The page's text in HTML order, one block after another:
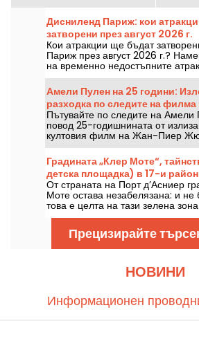
Дисниленд Париж: кои
затворени през август 2026 г.
Кои атракции ще бъдат
Париж през август 2026 г.?
на временно недостъпните
поддръжка или реконструкция,
планирате посещението си в
Дисни.
Амели Пулен на 25 години:
разходка по следите на
Пътувайте по следите на Амели
повод 25-годишнината от
култовия филм на Жан-Пиер
Градината „Клер Моте“,
детска площадка) в 17-и
От страната на Порт д’Асниер
Моте остава незабелязана: и не
това е целта на тази зелена
предложи място за
Прецизирайте
НОВИНИ
Информационен